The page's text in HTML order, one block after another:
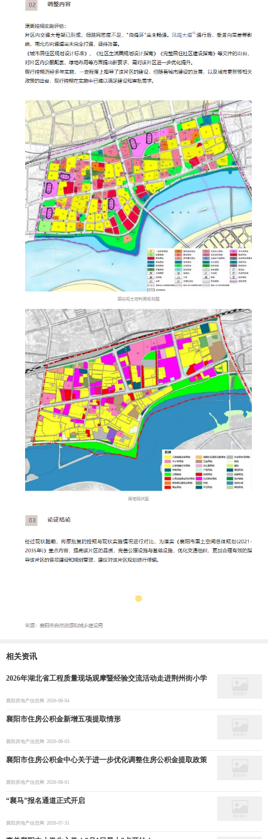
相关资讯
2026年湖北省工程质量现场观摩暨经验交流活动走进荆州街小学
襄阳房地产信息网 2026-08-04
襄阳市住房公积金新增五项提取情形
襄阳房地产信息网 2026-08-03
襄阳市住房公积金中心关于进一步优化调整住房公积金提取政策
襄阳房地产信息网 2026-08-01
“襄马”报名通道正式开启
襄阳房地产信息网 2026-07-31